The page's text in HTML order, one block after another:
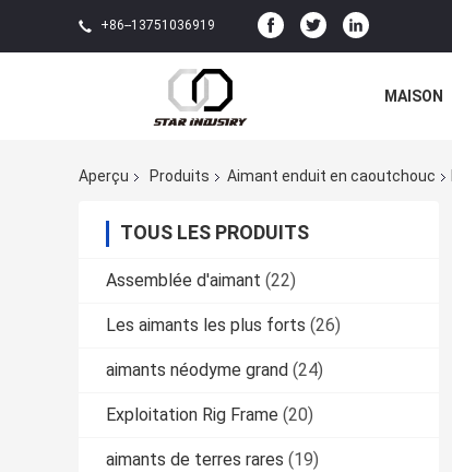
+86--13751036919
MAISON
Aperçu Produits Aimant enduit en caoutchouc
TOUS LES PRODUITS
Assemblée d'aimant (22)
Les aimants les plus forts (26)
aimants néodyme grand (24)
Exploitation Rig Frame (20)
aimants de terres rares (19)